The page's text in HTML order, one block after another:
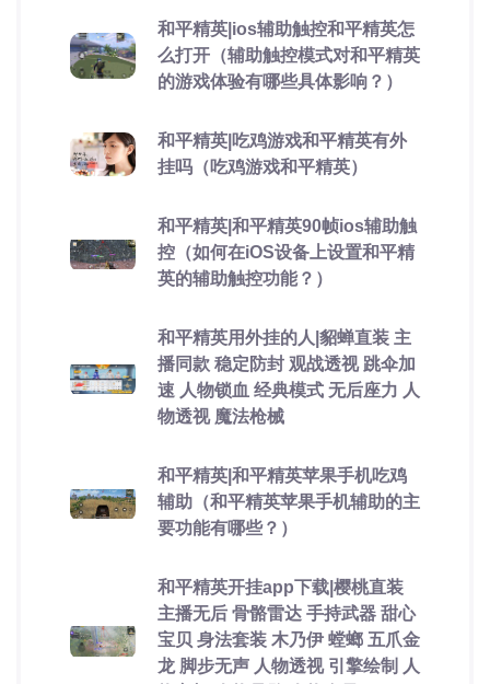
和平精英|ios辅助触控和平精英怎
么打开（辅助触控模式对和平精英
的游戏体验有哪些具体影响？）
和平精英|吃鸡游戏和平精英有外
挂吗（吃鸡游戏和平精英）
和平精英|和平精英90帧ios辅助触
控（如何在iOS设备上设置和平精
英的辅助触控功能？）
和平精英用外挂的人|貂蝉直装 主
播同款 稳定防封 观战透视 跳伞加
速 人物锁血 经典模式 无后座力 人
物透视 魔法枪械
和平精英|和平精英苹果手机吃鸡
辅助（和平精英苹果手机辅助的主
要功能有哪些？）
和平精英开挂app下载|樱桃直装
主播无后 骨骼雷达 手持武器 甜心
宝贝 身法套装 木乃伊 螳螂 五爪金
龙 脚步无声 人物透视 引擎绘制 人